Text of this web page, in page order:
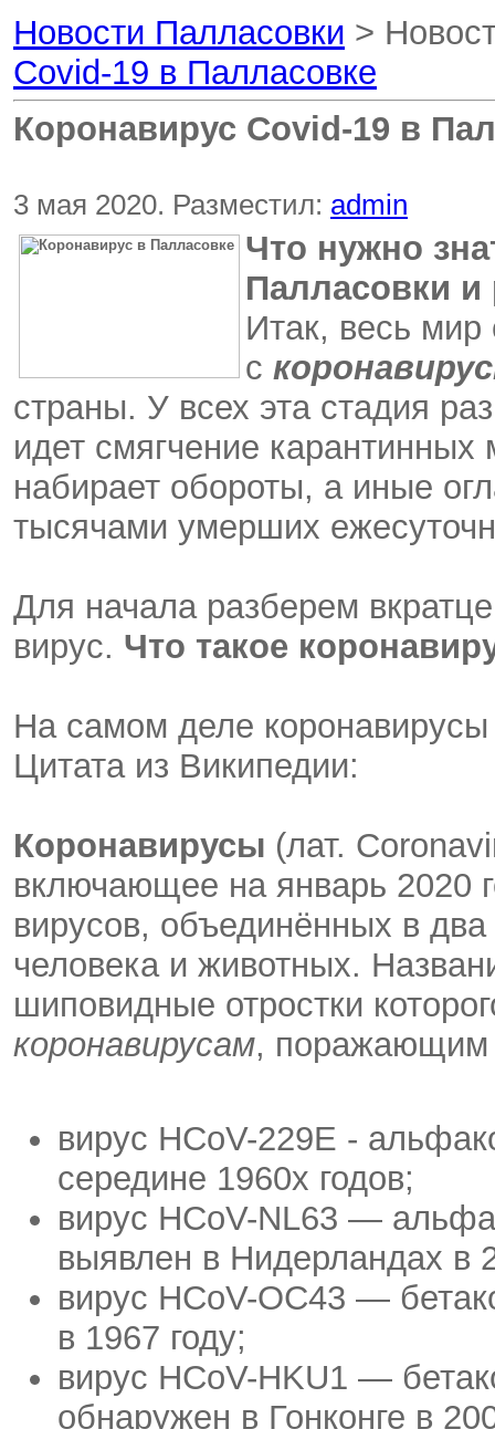
Новости Палласовки >
Covid-19 в Палласовке
Коронавирус Covid-19 в
3 мая 2020. Разместил: admin
Что нужно
Палласовки и
Итак, весь мир
с
страны. У всех эта стадия
идет смягчение карантинных
набирает обороты, а иные
тысячами умерших
Для начала разберем
вирус. Что такое
На самом деле
Цитата из Википедии:
Коронавирусы (лат.
включающее на январь 2020
вирусов, объединённых в
человека и животных.
шиповидные отростки
коронавирусам, поражающим
вирус HCoV-229E -
середине 1960х годов;
вирус HCoV-NL63 —
выявлен в Нидерландах в
вирус HCoV-OC43 —
в 1967 году;
вирус HCoV-HKU1 —
обнаружен в Гонконге в